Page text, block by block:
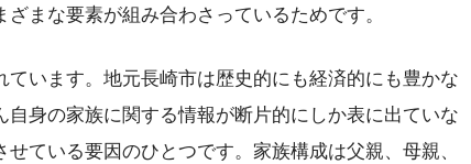
まな要素が組み合わさっているためです。
います。地元長崎市は歴史的にも経済的にも豊かな
身の家族に関する情報が断片的にしか表に出ていな
ている要因のひとつです。家族構成は父親、母親、